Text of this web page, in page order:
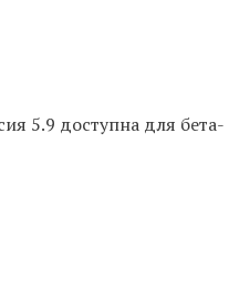
5.9 доступна для бета-